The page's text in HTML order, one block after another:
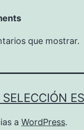
que mostrar.
a WordPress.